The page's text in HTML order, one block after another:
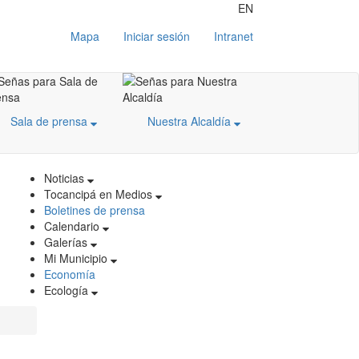
EN
Mapa
Iniciar sesión Intranet
Sala de prensa
Nuestra Alcaldía
Noticias
Tocancipá en Medios
Boletines de prensa
Calendario
Galerías
Mi Municipio
Economía
Ecología